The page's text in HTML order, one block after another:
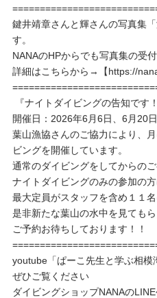
鍵井靖章さんと輝さんの写真集
す。
NANAのHPからでも写真集の受
詳細はこちらから→【https://
『ナイトダイビングの告知です！
開催日：2026年6月6日、6月20
葉山漁協さんのご協力により、
ビングを開催しています。
通常のダイビングをしてからの
ナイトダイビングのみの参加の方
最大定員がスタッフを含め１１名
是非新たな葉山の水中を見ても
ご予約お待ちしております！！
youtube「ぱーこ先生と学ぶ相模
ぜひご覧ください
ダイビングショップNANAの